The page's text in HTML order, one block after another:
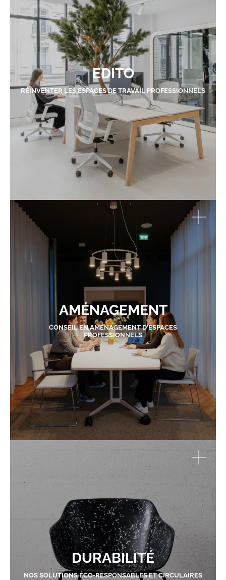
EDITO
RÉINVENTER LES ESPACES DE TRAVAIL PROFESSIONNELS
AMÉNAGEMENT
CONSEIL EN AMÉNAGEMENT D'ESPACES
PROFESSIONNELS
DURABILITÉ
NOS SOLUTIONS ÉCO-RESPONSABLES ET CIRCULAIRES